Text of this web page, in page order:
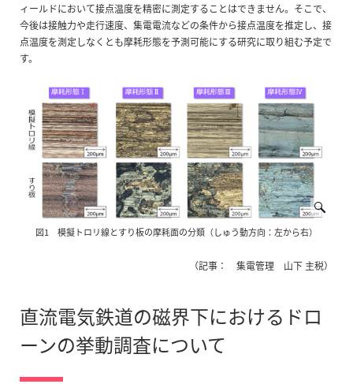
ィールドにおいて接点温度を精密に測定することはできません。そこで、
今後は接触力や走行速度、集電電流などの条件から接点温度を推定し、接
点温度を測定しなくとも摩耗形態を予測可能にする研究に取り組む予定で
す。
図1 模擬トロリ線とすり板の摩耗面の分類（しゅう動方向：左から右）
（記事： 集電管理 山下 主税）
直流電気鉄道の磁界下におけるドロ
ーンの挙動調査について